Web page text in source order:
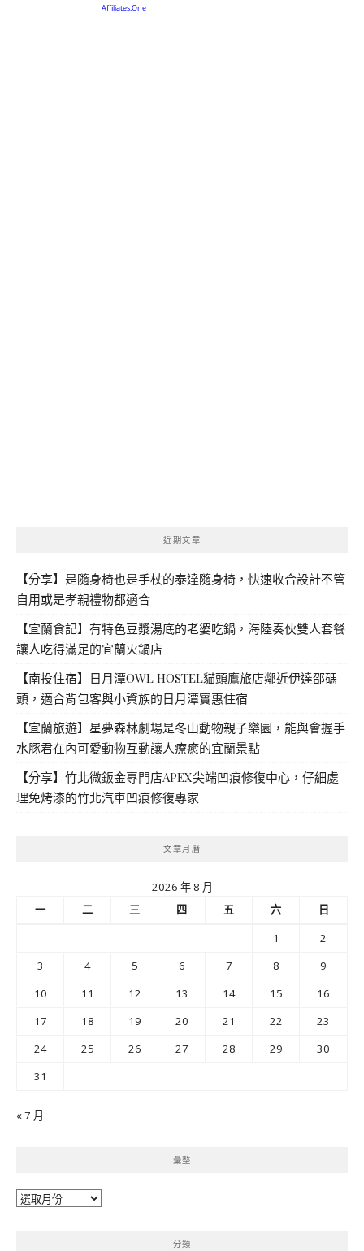
近期文章
【分享】是隨身椅也是手杖的泰達隨身椅，快速收合設計不管
自用或是孝親禮物都適合
【宜蘭食記】有特色豆漿湯底的老婆吃鍋，海陸奏伙雙人套餐
讓人吃得滿足的宜蘭火鍋店
【南投住宿】日月潭OWL HOSTEL貓頭鷹旅店鄰近伊達邵碼
頭，適合背包客與小資族的日月潭實惠住宿
【宜蘭旅遊】星夢森林劇場是冬山動物親子樂園，能與會握手
水豚君在內可愛動物互動讓人療癒的宜蘭景點
【分享】竹北微鈑金專門店APEX尖端凹痕修復中心，仔細處
理免烤漆的竹北汽車凹痕修復專家
文章月曆
2026 年 8 月
一
二 三 四 五 六
日
1
2
3
4 5 6 7 8
9
10
11 12 13 14 15
16
17
18 19 20 21 22
23
24
25 26 27 28 29
30
31
« 7 月
彙整
彙
分類